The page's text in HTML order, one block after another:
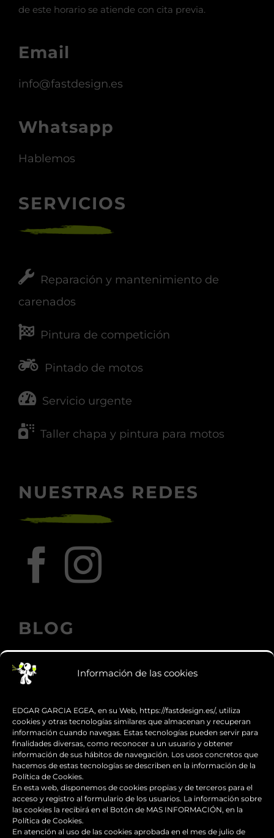
Información de las cookies
EDGAR GARCIA EGEA, en su Web, https://fastdesign.es/, utiliza
cookies y otras tecnologías similares que almacenan y recuperan
información cuando navegas. Estas tecnologías pueden servir para
finalidades diversas, como reconocer a un usuario y obtener
información de sus hábitos de navegación. Los usos concretos que
hacemos de estas tecnologías se describen en la información de la
Política de Cookies.
En esta web, disponemos de cookies propias y de terceros para el
acceso y registro al formulario de los usuarios. La información sobre
las cookies la recibirá en el Botón de MAS INFORMACIÓN, en la
Política de Cookies.
En atención al uso de las cookies aprobada en el mes de julio de
de este horario se atiende con cita previa.
Email
info@fastdesign.es
Whatsapp
Hablemos
SERVICIOS
Reparación y mantenimiento de
carenados
Pintura de competición
Pintado de motos
Servicio urgente
Taller chapa y pintura para motos
NUESTRAS REDES
BLOG
que transforman el diseño
Guía de supervivencia: qué hacer con tu
moto tras una caída
¿Qué es y para qué sirve el carenado de
una moto?
Seguridad en moto para